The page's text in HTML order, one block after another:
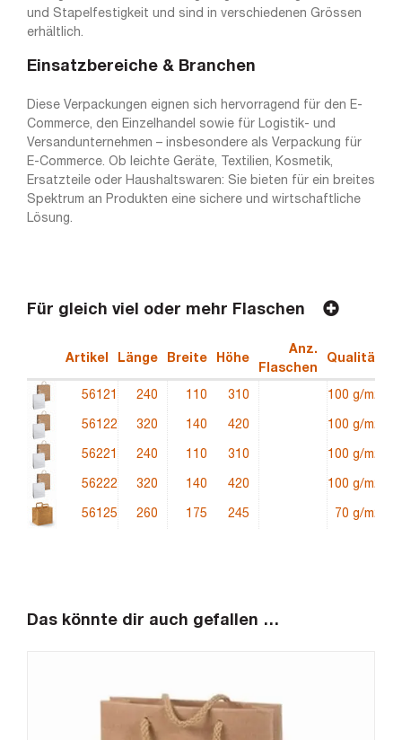
und Stapelfestigkeit und sind in verschiedenen Grössen
erhältlich.
Einsatzbereiche & Branchen
Diese Verpackungen eignen sich hervorragend für den E-
Commerce, den Einzelhandel sowie für Logistik- und
Versandunternehmen – insbesondere als Verpackung für
E-Commerce. Ob leichte Geräte, Textilien, Kosmetik,
Ersatzteile oder Haushaltswaren: Sie bieten für ein breites
Spektrum an Produkten eine sichere und wirtschaftliche
Lösung.
Für gleich viel oder mehr Flaschen
Artikel Länge Breite Höhe
Anz.
Flaschen
Qualität
56121 240 110 310 100 g/m2
56122 320 140 420 100 g/m2
56221 240 110 310 100 g/m2
56222 320 140 420 100 g/m2
56125 260 175 245 70 g/m2
Das könnte dir auch gefallen …